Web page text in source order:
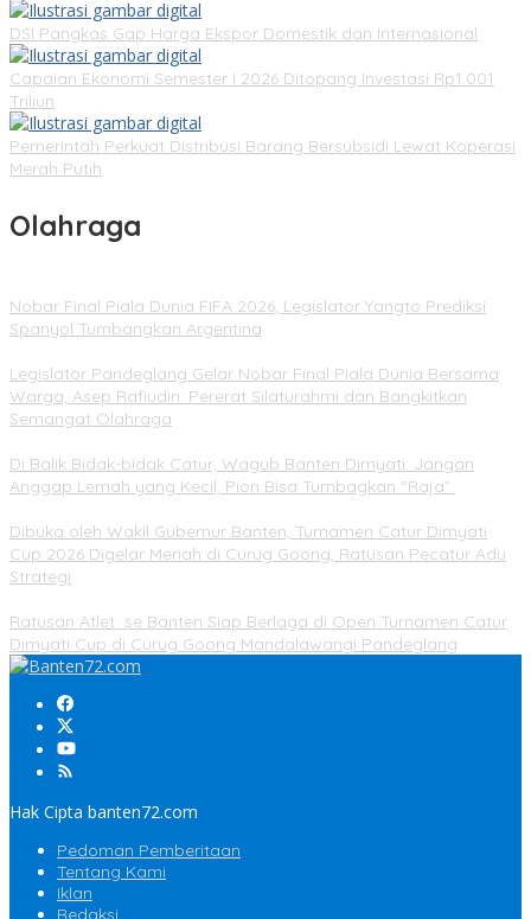
DSI Pangkas Gap Harga Ekspor Domestik dan Internasional
Capaian Ekonomi Semester I 2026 Ditopang Investasi Rp1.001
Triliun
Pemerintah Perkuat Distribusi Barang Bersubsidi Lewat Koperasi
Merah Putih
Olahraga
Nobar Final Piala Dunia FIFA 2026, Legislator Yangto Prediksi
Spanyol Tumbangkan Argentina
Legislator Pandeglang Gelar Nobar Final Piala Dunia Bersama
Warga, Asep Rafiudin: Pererat Silaturahmi dan Bangkitkan
Semangat Olahraga
Di Balik Bidak-bidak Catur, Wagub Banten Dimyati: Jangan
Anggap Lemah yang Kecil, Pion Bisa Tumbagkan “Raja”
Dibuka oleh Wakil Gubernur Banten, Turnamen Catur Dimyati
Cup 2026 Digelar Meriah di Curug Goong, Ratusan Pecatur Adu
Strategi
Ratusan Atlet se Banten Siap Berlaga di Open Turnamen Catur
Dimyati Cup di Curug Goong Mandalawangi Pandeglang
Hak Cipta banten72.com
Pedoman Pemberitaan
Tentang Kami
Iklan
Redaksi